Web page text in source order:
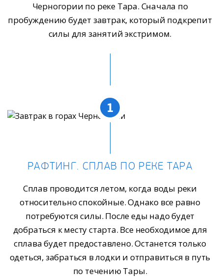
Черногории по реке Тара. Сначала по
пробуждению будет завтрак, который подкрепит
силы для занятий экстримом.
1
РАФТИНГ. СПЛАВ ПО РЕКЕ ТАРА
Сплав проводится летом, когда воды реки
относительно спокойные. Однако все равно
потребуются силы. После еды надо будет
добраться к месту старта. Все необходимое для
сплава будет предоставлено. Останется только
одеться, забраться в лодки и отправиться в путь
по течению Тары.